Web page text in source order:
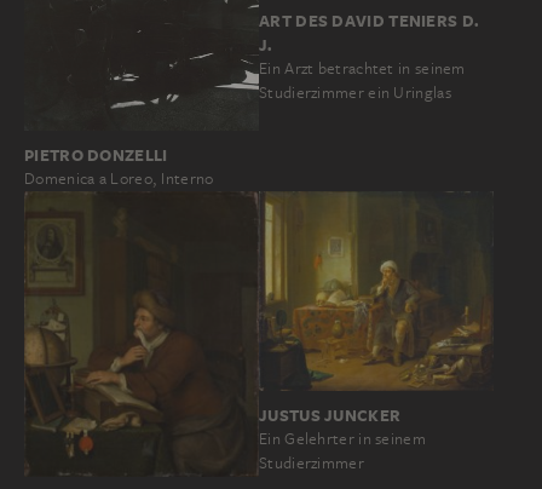
PIETRO DONZELLI
Domenica a Loreo, Interno
ART DES DAVID TENIERS D.
J.
Ein Arzt betrachtet in seinem
Studierzimmer ein Uringlas
JUSTUS JUNCKER
Ein Gelehrter in seinem
Studierzimmer